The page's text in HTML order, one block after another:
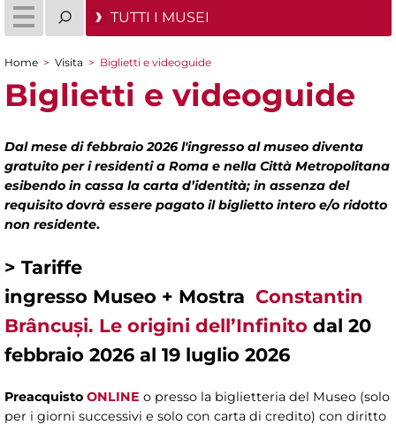
TUTTI I MUSEI
Tu sei qui
Home > Visita > Biglietti e videoguide
Biglietti e videoguide
Dal mese di febbraio 2026 l'ingresso al museo diventa
gratuito per i residenti a Roma e nella Città Metropolitana
esibendo in cassa la carta d’identità; in assenza del
requisito dovrà essere pagato il biglietto intero e/o ridotto
non residente.
> Tariffe
ingresso Museo + Mostra Constantin
Brâncuși. Le origini dell’Infinito dal 20
febbraio 2026 al 19 luglio 2026
Preacquisto ONLINE o presso la biglietteria del Museo (solo
per i giorni successivi e solo con carta di credito) con diritto